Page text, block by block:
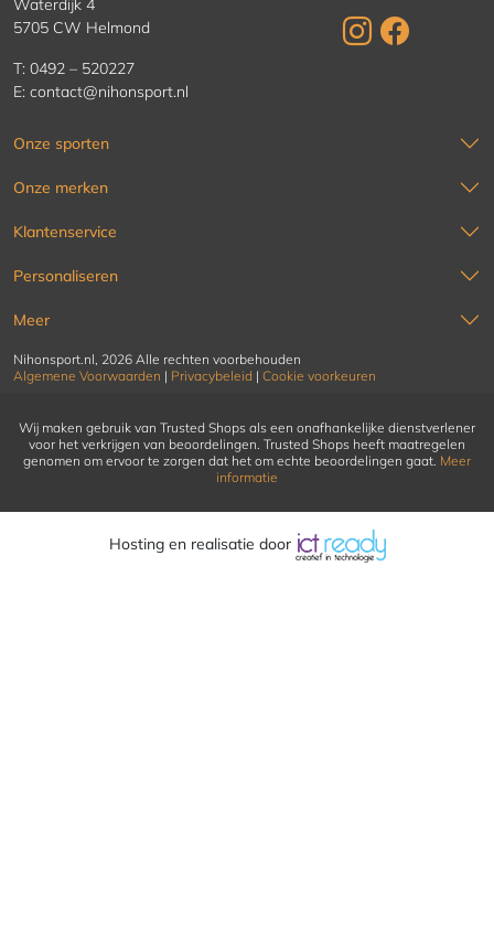
5705 CW Helmond
T: 0492 – 520227
E: contact@nihonsport.nl
Onze sporten
Onze merken
Klantenservice
Personaliseren
Meer
Nihonsport.nl, 2026 Alle rechten voorbehouden
Algemene Voorwaarden | Privacybeleid | Cookie voorkeuren
Wij maken gebruik van Trusted Shops als een onafhankelijke dienstverlener
voor het verkrijgen van beoordelingen. Trusted Shops heeft maatregelen
genomen om ervoor te zorgen dat het om echte beoordelingen gaat. Meer
informatie
Hosting en realisatie door